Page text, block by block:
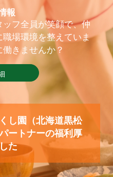
報
フ全員が笑顔で、仲
場環境を整えていま
きませんか？
し園（北海道黒松
ートナーの福利厚
た